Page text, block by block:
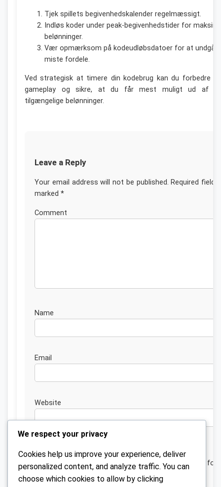
Tjek spillets begivenhedskalender regelmæssigt.
Indløs koder under peak-begivenhedstider for
belønninger.
Vær opmærksom på kodeudløbsdatoer for at undgå
miste fordele.
Ved strategisk at timere din kodebrug kan du forbedre
gameplay og sikre, at du får mest muligt ud af
tilgængelige belønninger.
Leave a Reply
Your email address will not be published. Required fields
marked *
Website
Save my name, email, and website in this browser for
next time I comment.
We respect your privacy
Cookies help us improve your experience, deliver
personalized content, and analyze traffic. You can
choose which cookies to allow by clicking